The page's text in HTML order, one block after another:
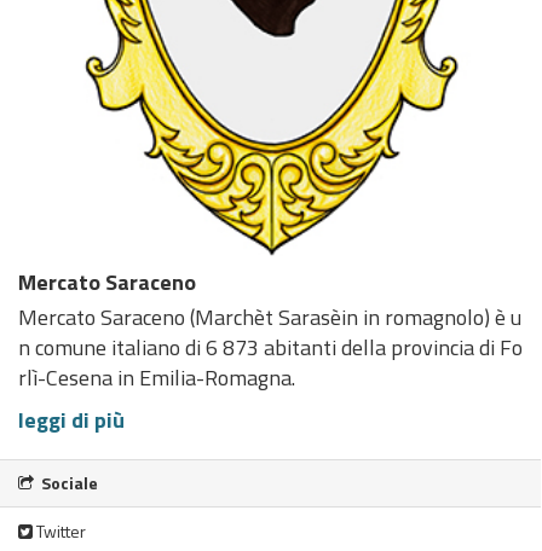
Mercato Saraceno
Mercato Saraceno (Marchèt Sarasèin in romagnolo) è u
n comune italiano di 6 873 abitanti della provincia di Fo
rlì-Cesena in Emilia-Romagna.
leggi di più
Sociale
Twitter